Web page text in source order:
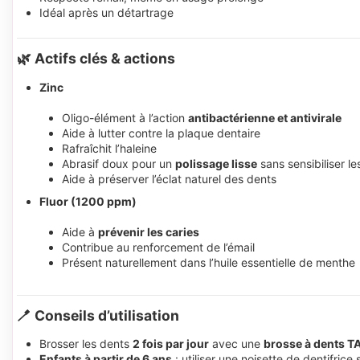
Idéal après un détartrage
🌿 Actifs clés & actions
Zinc
Oligo-élément à l’action antibactérienne et antivirale
Aide à lutter contre la plaque dentaire
Rafraîchit l’haleine
Abrasif doux pour un polissage lisse sans sensibiliser
Aide à préserver l’éclat naturel des dents
Fluor (1200 ppm)
Aide à prévenir les caries
Contribue au renforcement de l’émail
Présent naturellement dans l’huile essentielle de menthe
🪥 Conseils d’utilisation
Brosser les dents 2 fois par jour avec une brosse à dents